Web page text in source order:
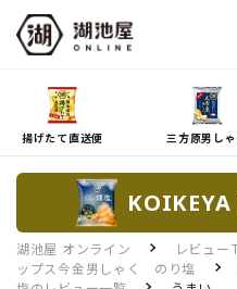
揚げたて直送便 三方原男しゃ
湖池屋 オンライン レビュー
ップス今金男しゃく のり塩